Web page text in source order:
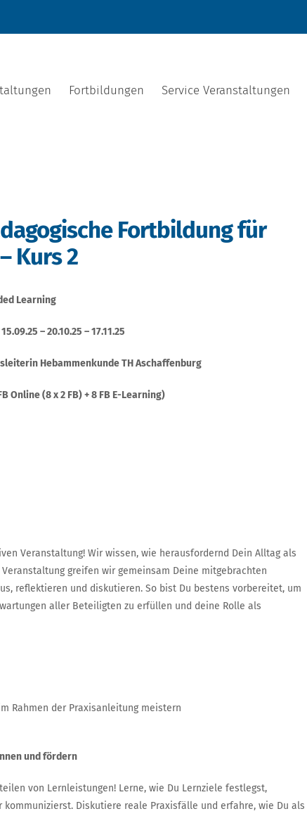
Fortbildungen Service Veranstaltungen
Fortbildung für
Kurs 2
Learning
– 20.10.25 – 17.11.25
Hebammenkunde TH Aschaffenburg
Online (8 x 2 FB) + 8 FB E-Learning)
Veranstaltung! Wir wissen, wie herausfordernd Dein Alltag als
greifen wir gemeinsam Deine mitgebrachten
reflektieren und diskutieren. So bist Du bestens vorbereitet, um
aller Beteiligten zu erfüllen und deine Rolle als
Rahmen der Praxisanleitung meistern
und fördern
von Lernleistungen! Lerne, wie Du Lernziele festlegst,
Diskutiere reale Praxisfälle und erfahre, wie Du als